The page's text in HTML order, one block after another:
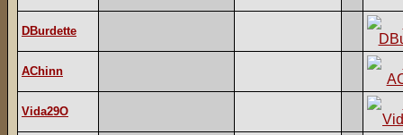
DBurdette
AChinn
Vida29O